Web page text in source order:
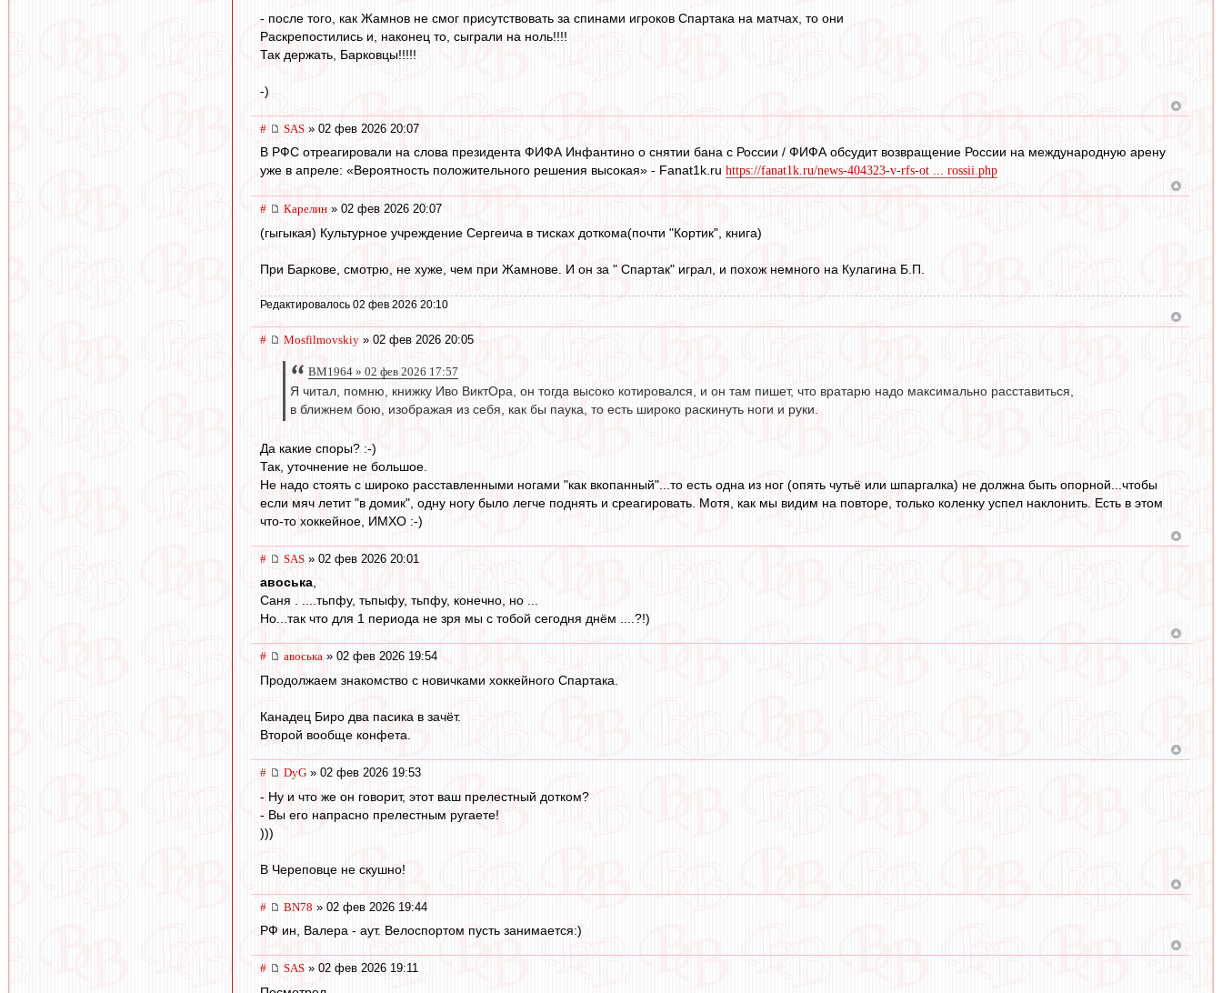
- после того, как Жамнов не смог присутствовать за спинами игроков Спартака на матчах, то они
Раскрепостились и, наконец то, сыграли на ноль!!!!
Так держать, Барковцы!!!!!
-)
# SAS » 02 фев 2026 20:07
В РФС отреагировали на слова президента ФИФА Инфантино о снятии бана с России / ФИФА обсудит возвращение России на международную арену
уже в апреле: «Вероятность положительного решения высокая» - Fanat1k.ru https://fanat1k.ru/news-404323-v-rfs-ot ... rossii.php
# Карелин » 02 фев 2026 20:07
(гыгыкая) Культурное учреждение Сергеича в тисках доткома(почти "Кортик", книга)
При Баркове, смотрю, не хуже, чем при Жамнове. И он за " Спартак" играл, и похож немного на Кулагина Б.П.
Редактировалось 02 фев 2026 20:10
# Mosfilmovskiy » 02 фев 2026 20:05
BM1964 » 02 фев 2026 17:57
Я читал, помню, книжку Иво ВиктОра, он тогда высоко котировался, и он там пишет, что вратарю надо максимально расставиться,
в ближнем бою, изображая из себя, как бы паука, то есть широко раскинуть ноги и руки.
Да какие споры? :-)
Так, уточнение не большое.
Не надо стоять с широко расставленными ногами "как вкопанный"...то есть одна из ног (опять чутьё или шпаргалка) не должна быть опорной...чтобы
если мяч летит "в домик", одну ногу было легче поднять и среагировать. Мотя, как мы видим на повторе, только коленку успел наклонить. Есть в этом
что-то хоккейное, ИМХО :-)
# SAS » 02 фев 2026 20:01
авоська,
Саня . ....тьпфу, тьпыфу, тьпфу, конечно, но ...
Но...так что для 1 периода не зря мы с тобой сегодня днём ....?!)
# авоська » 02 фев 2026 19:54
Продолжаем знакомство с новичками хоккейного Спартака.
Канадец Биро два пасика в зачёт.
Второй вообще конфета.
# DyG » 02 фев 2026 19:53
- Ну и что же он говорит, этот ваш прелестный дотком?
- Вы его напрасно прелестным ругаете!
)))
В Череповце не скушно!
# BN78 » 02 фев 2026 19:44
РФ ин, Валера - аут. Велоспортом пусть занимается:)
# SAS » 02 фев 2026 19:11